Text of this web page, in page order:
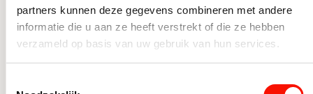
partners kunnen deze gegevens combineren met andere
informatie die u aan ze heeft verstrekt of die ze hebben
verzameld op basis van uw gebruik van hun services.
Energielabel A+
Dimbaar Ja, dimbaar
lichtbron
Meer bekijken